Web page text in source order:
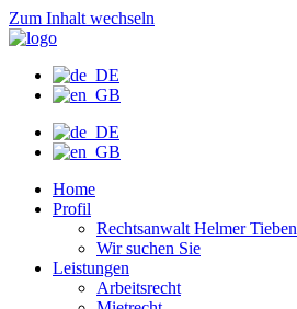
Zum Inhalt wechseln
Home
Profil
Rechtsanwalt Helmer Tieben
Wir suchen Sie
Leistungen
Arbeitsrecht